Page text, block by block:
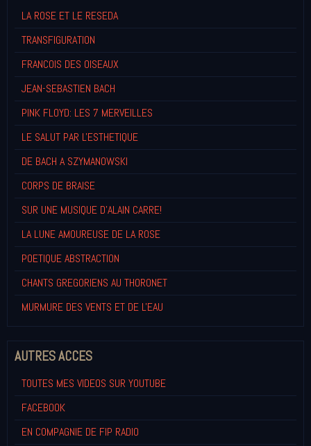
LA ROSE ET LE RESEDA
TRANSFIGURATION
FRANCOIS DES OISEAUX
JEAN-SEBASTIEN BACH
PINK FLOYD: LES 7 MERVEILLES
LE SALUT PAR L'ESTHETIQUE
DE BACH A SZYMANOWSKI
CORPS DE BRAISE
SUR UNE MUSIQUE D'ALAIN CARRE!
LA LUNE AMOUREUSE DE LA ROSE
POETIQUE ABSTRACTION
CHANTS GREGORIENS AU THORONET
MURMURE DES VENTS ET DE L'EAU
AUTRES ACCES
TOUTES MES VIDEOS SUR YOUTUBE
FACEBOOK
EN COMPAGNIE DE FIP RADIO